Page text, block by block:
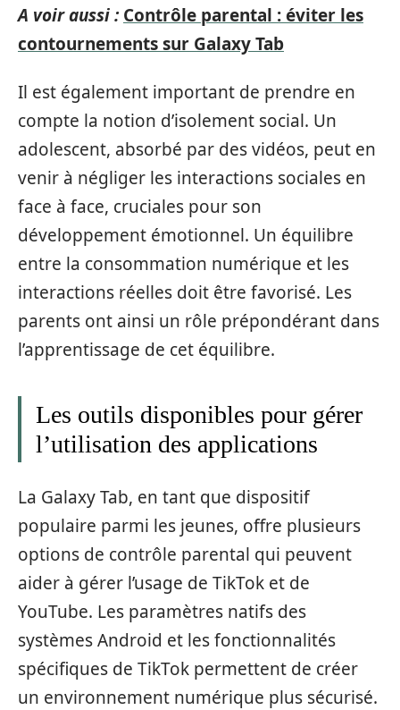
A voir aussi : Contrôle parental : éviter les
contournements sur Galaxy Tab
Il est également important de prendre en
compte la notion d’isolement social. Un
adolescent, absorbé par des vidéos, peut en
venir à négliger les interactions sociales en
face à face, cruciales pour son
développement émotionnel. Un équilibre
entre la consommation numérique et les
interactions réelles doit être favorisé. Les
parents ont ainsi un rôle prépondérant dans
l’apprentissage de cet équilibre.
Les outils disponibles pour gérer
l’utilisation des applications
La Galaxy Tab, en tant que dispositif
populaire parmi les jeunes, offre plusieurs
options de contrôle parental qui peuvent
aider à gérer l’usage de TikTok et de
YouTube. Les paramètres natifs des
systèmes Android et les fonctionnalités
spécifiques de TikTok permettent de créer
un environnement numérique plus sécurisé.